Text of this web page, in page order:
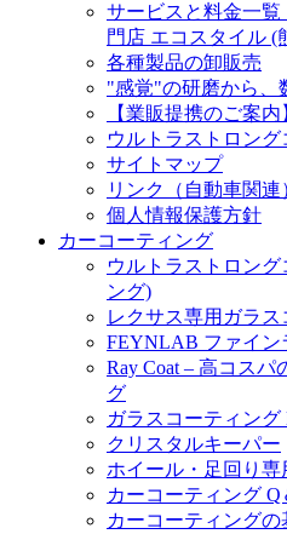
サービスと料金一覧
門店 エコスタイル (
各種製品の卸販売
"感覚"の研磨から、
【業販提携のご案
ウルトラストロン
サイトマップ
リンク（自動車関連
個人情報保護方針
カーコーティング
ウルトラストロング
ング)
レクサス専用ガラ
FEYNLAB ファイン
Ray Coat – 高コス
グ
ガラスコーティング
クリスタルキーパー
ホイール・足回り
カーコーティング Q
カーコーティング